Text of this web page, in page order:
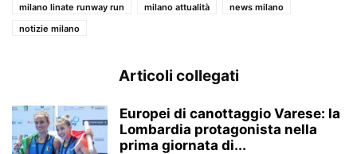
milano linate runway run
milano attualità
news milano
notizie milano
Articoli collegati
Europei di canottaggio Varese: la
Lombardia protagonista nella
prima giornata di...